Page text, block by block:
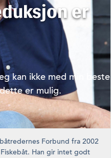
er
kan ikke med min beste
er mulig.
Forbund fra 2002
Han gir intet godt